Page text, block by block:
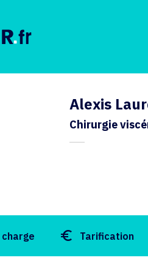
Alexis
Chirurgie
euro_symbol Tarification